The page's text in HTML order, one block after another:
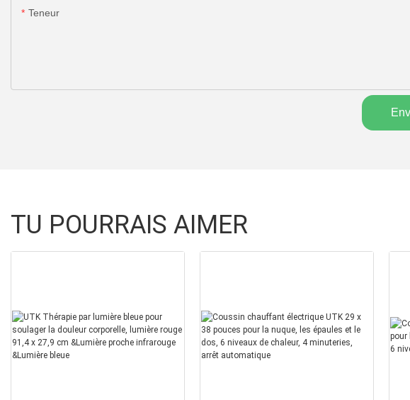
Teneur
TU POURRAIS AIMER